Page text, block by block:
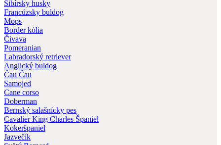
Sibírsky husky
Francúzsky buldog
Mops
Border kólia
Čivava
Pomeranian
Labradorský retriever
Anglický buldog
Čau Čau
Samojed
Cane corso
Doberman
Bernský salašnícky pes
Cavalier King Charles Španiel
Kokeršpaniel
Jazvečík